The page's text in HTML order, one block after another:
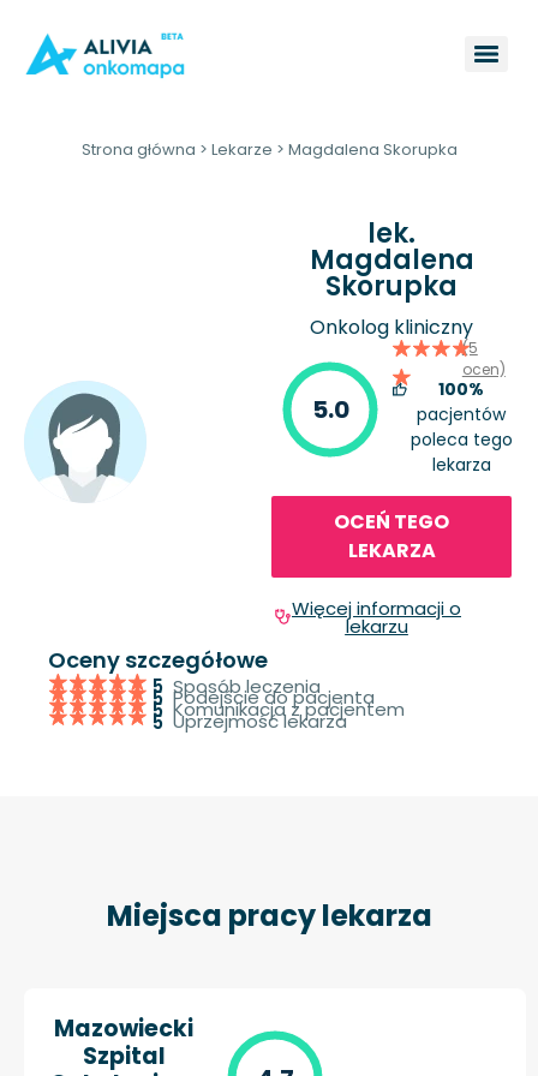
Strona główna > Lekarze > Magdalena Skorupka
lek.
Magdalena
Skorupka
Onkolog kliniczny
5.0
(5
ocen)
100%
pacjentów
poleca tego
lekarza
OCEŃ TEGO
LEKARZA
Więcej informacji o
lekarzu
Oceny szczegółowe
5 Sposób leczenia
5 Podejście do pacjenta
5 Komunikacja z pacjentem
5 Uprzejmość lekarza
Miejsca pracy lekarza
Mazowiecki
Szpital